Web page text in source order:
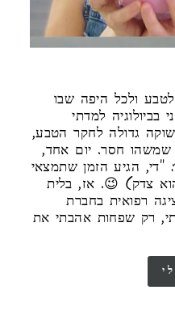
הסיפור שלי מתחיל באהבה לטבע ולכל היפה שבו
למדתי
גדולה לחקר הטבע,
שמשהו חסר. יום אחד,
"די, הגיע הזמן שתמצאי
צדק) 😉. אז, בלית
רפואית בחברת
רק שפחות אהבתי את